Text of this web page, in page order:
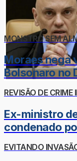
MONSTRO SEM
Moraes nega
Bolsonaro no
REVISÃO DE CRIME
Ex-ministro
condenado
EVITANDO